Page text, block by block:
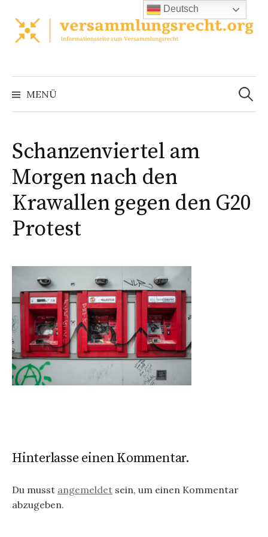
Inhalt
überspringen
MENÜ
Suchen
nach:
Schanzenviertel am
Morgen nach den
Krawallen gegen den G20
Protest
Hinterlasse einen Kommentar.
Du musst angemeldet sein, um einen Kommentar
abzugeben.
Deutsch